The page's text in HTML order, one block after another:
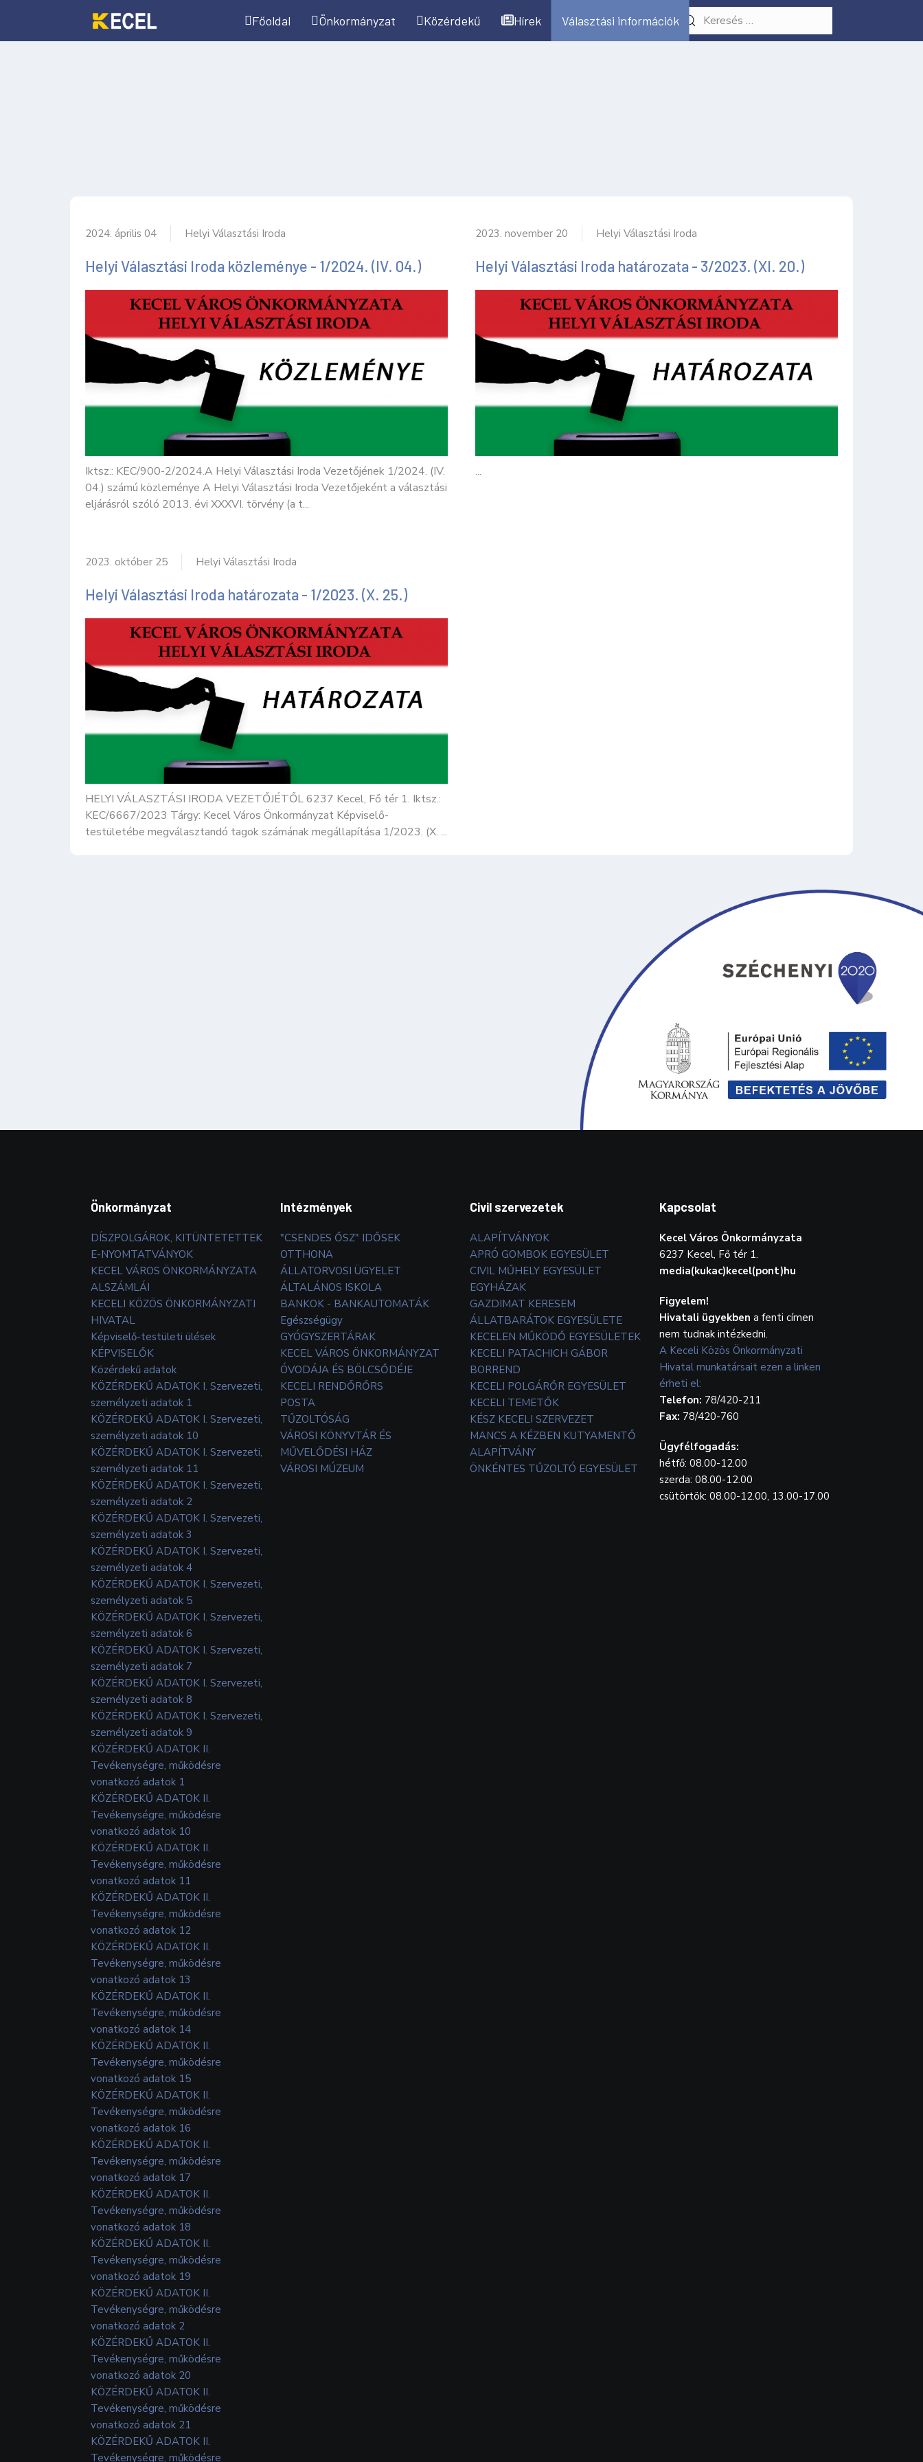
Főoldal Önkormányzat Közérdekű Hírek Választási információk
2024. április 04 Helyi Választási Iroda
Helyi Választási Iroda közleménye - 1/2024. (IV. 04.)
Iktsz.: KEC/900-2/2024.A Helyi Választási Iroda Vezetőjének 1/2024. (IV.
04.) számú közleménye A Helyi Választási Iroda Vezetőjeként a választási
eljárásról szóló 2013. évi XXXVI. törvény (a t...
2023. november 20 Helyi Választási Iroda
Helyi Választási Iroda határozata - 3/2023. (XI. 20.)
...
2023. október 25 Helyi Választási Iroda
Helyi Választási Iroda határozata - 1/2023. (X. 25.)
HELYI VÁLASZTÁSI IRODA VEZETŐJÉTŐL 6237 Kecel, Fő tér 1. Iktsz.:
KEC/6667/2023 Tárgy: Kecel Város Önkormányzat Képviselő-
testületébe megválasztandó tagok számának megállapítása 1/2023. (X. ...
Önkormányzat
DÍSZPOLGÁROK, KITÜNTETETTEK
E-NYOMTATVÁNYOK
KECEL VÁROS ÖNKORMÁNYZATA
ALSZÁMLÁI
KECELI KÖZÖS ÖNKORMÁNYZATI
HIVATAL
Képviselő-testületi ülések
KÉPVISELŐK
Közérdekű adatok
KÖZÉRDEKŰ ADATOK I. Szervezeti,
személyzeti adatok 1
KÖZÉRDEKŰ ADATOK I. Szervezeti,
személyzeti adatok 10
KÖZÉRDEKŰ ADATOK I. Szervezeti,
személyzeti adatok 11
KÖZÉRDEKŰ ADATOK I. Szervezeti,
személyzeti adatok 2
KÖZÉRDEKŰ ADATOK I. Szervezeti,
személyzeti adatok 3
KÖZÉRDEKŰ ADATOK I. Szervezeti,
személyzeti adatok 4
KÖZÉRDEKŰ ADATOK I. Szervezeti,
személyzeti adatok 5
KÖZÉRDEKŰ ADATOK I. Szervezeti,
személyzeti adatok 6
KÖZÉRDEKŰ ADATOK I. Szervezeti,
személyzeti adatok 7
KÖZÉRDEKŰ ADATOK I. Szervezeti,
személyzeti adatok 8
KÖZÉRDEKŰ ADATOK I. Szervezeti,
személyzeti adatok 9
KÖZÉRDEKŰ ADATOK II.
Tevékenységre, működésre
vonatkozó adatok 1
KÖZÉRDEKŰ ADATOK II.
Tevékenységre, működésre
vonatkozó adatok 10
KÖZÉRDEKŰ ADATOK II.
Tevékenységre, működésre
vonatkozó adatok 11
KÖZÉRDEKŰ ADATOK II.
Tevékenységre, működésre
vonatkozó adatok 12
KÖZÉRDEKŰ ADATOK II.
Tevékenységre, működésre
vonatkozó adatok 13
KÖZÉRDEKŰ ADATOK II.
Tevékenységre, működésre
vonatkozó adatok 14
KÖZÉRDEKŰ ADATOK II.
Tevékenységre, működésre
vonatkozó adatok 15
KÖZÉRDEKŰ ADATOK II.
Tevékenységre, működésre
vonatkozó adatok 16
KÖZÉRDEKŰ ADATOK II.
Tevékenységre, működésre
vonatkozó adatok 17
KÖZÉRDEKŰ ADATOK II.
Tevékenységre, működésre
vonatkozó adatok 18
KÖZÉRDEKŰ ADATOK II.
Tevékenységre, működésre
vonatkozó adatok 19
KÖZÉRDEKŰ ADATOK II.
Tevékenységre, működésre
vonatkozó adatok 2
KÖZÉRDEKŰ ADATOK II.
Tevékenységre, működésre
vonatkozó adatok 20
KÖZÉRDEKŰ ADATOK II.
Tevékenységre, működésre
vonatkozó adatok 21
KÖZÉRDEKŰ ADATOK II.
Tevékenységre, működésre
Intézmények
"CSENDES ŐSZ" IDŐSEK
OTTHONA
ÁLLATORVOSI ÜGYELET
ÁLTALÁNOS ISKOLA
BANKOK - BANKAUTOMATÁK
Egészségügy
GYÓGYSZERTÁRAK
KECEL VÁROS ÖNKORMÁNYZAT
ÓVODÁJA ÉS BÖLCSŐDÉJE
KECELI RENDŐRŐRS
POSTA
TŰZOLTÓSÁG
VÁROSI KÖNYVTÁR ÉS
MŰVELŐDÉSI HÁZ
VÁROSI MÚZEUM
Civil szervezetek
ALAPÍTVÁNYOK
APRÓ GOMBOK EGYESÜLET
CIVIL MŰHELY EGYESÜLET
EGYHÁZAK
GAZDIMAT KERESEM
ÁLLATBARÁTOK EGYESÜLETE
KECELEN MŰKÖDŐ EGYESÜLETEK
KECELI PATACHICH GÁBOR
BORREND
KECELI POLGÁRŐR EGYESÜLET
KECELI TEMETŐK
KÉSZ KECELI SZERVEZET
MANCS A KÉZBEN KUTYAMENTŐ
ALAPÍTVÁNY
ÖNKÉNTES TŰZOLTÓ EGYESÜLET
Kapcsolat
Kecel Város Önkormányzata
6237 Kecel, Fő tér 1.
media(kukac)kecel(pont)hu
Figyelem!
Hivatali ügyekben a fenti címen
nem tudnak intézkedni.
A Keceli Közös Önkormányzati
Hivatal munkatársait ezen a linken
érheti el:
Telefon: 78/420-211
Fax: 78/420-760
Ügyfélfogadás:
hétfő: 08.00-12.00
szerda: 08.00-12.00
csütörtök: 08.00-12.00, 13.00-17.00